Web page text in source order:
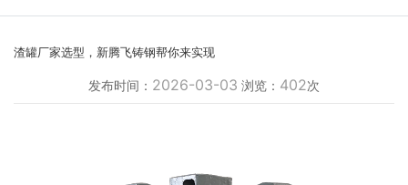
渣罐厂家选型，新腾飞铸钢帮你来实现
发布时间： 2026-03-03 浏览： 402次